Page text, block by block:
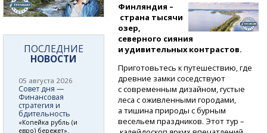
Финляндия –
страна тысячи
озер,
северного сияния
и удивительных контрастов.
Приготовьтесь к путешествию, где
древние замки соседствуют
с современным дизайном, густые
леса с оживленными городами,
а тишина природы с бурным
весельем праздников. Этот тур –
ПОСЛЕДНИЕ
НОВОСТИ
05 августа 2026
Совет дня —
Финансовая
стратегия и
бдительность
«Копейка рубль (и
евро) бережет».